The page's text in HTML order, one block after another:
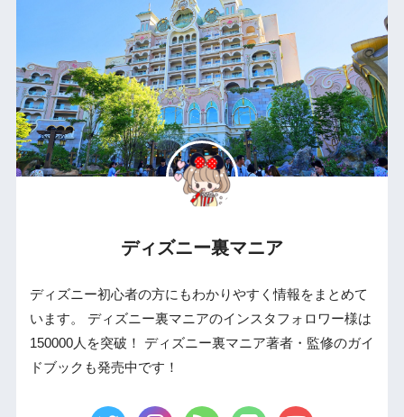
ディズニー裏マニア
ディズニー初心者の方にもわかりやすく情報をまとめて
います。 ディズニー裏マニアのインスタフォロワー様は
150000人を突破！ ディズニー裏マニア著者・監修のガイ
ドブックも発売中です！